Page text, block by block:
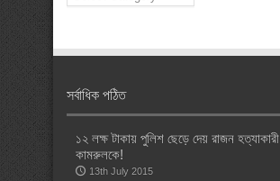
Categories
সর্বাধিক পঠিত
১২ লক্ষ টাকায় পুলিশ ছেড়ে দেয় রাজন হত্যাকারী
কামরুলকে!
13th July 2015